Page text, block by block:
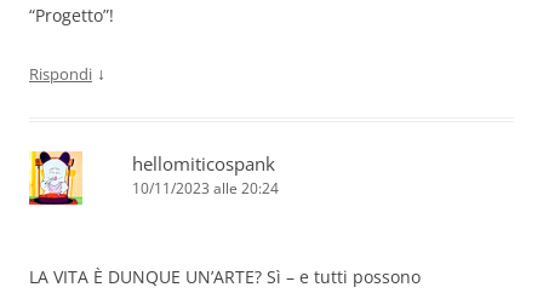
“Progetto”!
Rispondi ↓
hellomiticospank
10/11/2023 alle 20:24
LA VITA È DUNQUE UN’ARTE? Sì – e tutti possono